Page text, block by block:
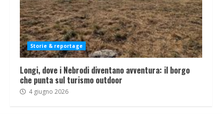
Storie & reportage
Longi, dove i Nebrodi diventano avventura: il borgo
che punta sul turismo outdoor
4 giugno 2026